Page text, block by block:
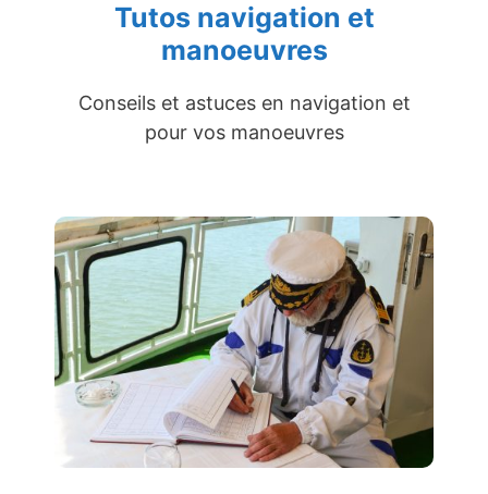
Tutos navigation et
manoeuvres
Conseils et astuces en navigation et
pour vos manoeuvres